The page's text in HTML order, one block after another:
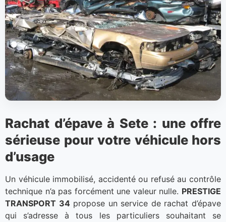
Rachat d’épave à Sete : une offre
sérieuse pour votre véhicule hors
d’usage
Un véhicule immobilisé, accidenté ou refusé au contrôle
technique n’a pas forcément une valeur nulle. PRESTIGE
TRANSPORT 34propose un service de rachat d’épave
qui s’adresse à tous les particuliers souhaitant se